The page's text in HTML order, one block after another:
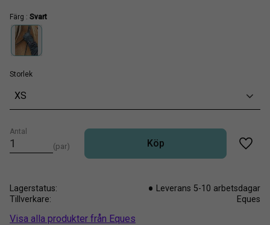
Färg : Svart
Storlek
XS
Antal
par Köp
Lägg
Lagerstatus
Leverans 5-10 arbetsdagar
Tillverkare
Eques
Visa alla produkter från Eques